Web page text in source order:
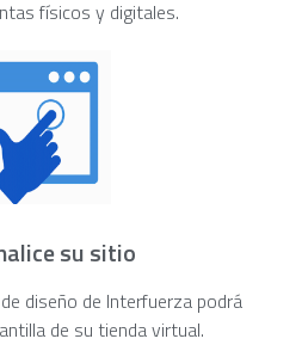
físicos y digitales.
su sitio
diseño de Interfuerza podrá
de su tienda virtual.